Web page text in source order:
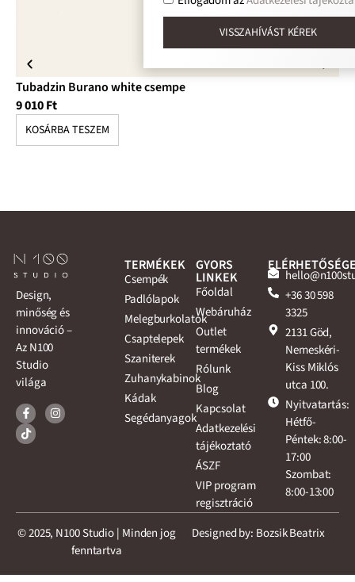
Tubadzin Burano white csempe
9 010Ft
KOSÁRBA TESZEM
Design,
minőség és
innováció –
Az N100
Studio
világa
TERMÉKEK
Csempék
Padlólapok
Melegburkolatok
Csaptelepek
Szaniterek
Zuhanykabinok
Kádak
Segédanyagok
GYORS
LINKEK
Főoldal
Webáruház
Outlet
termékek
Rólunk
Blog
Kapcsolat
Adatkezelési
tájékoztató
ÁSZF
VIP program
regisztráció
+36 30 598
3325
2131 Göd,
Nemeskéri-
Kiss Miklós
utca 100.
Nyitvatartás:
Hétfő-
Péntek: 8:00-
17:00
Szombat:
8:00-13:00
© 2025, N100 Studio | Minden jog
fenntartva
Designed by: Bozsik Beatrix
VISSZAHÍVÁST KÉREK